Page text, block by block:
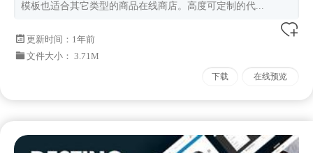
模板也适合其它类型的商品在线商店。高度可定制的代...
更新时间： 1年前
文件大小： 3.71M
下载 在线预览